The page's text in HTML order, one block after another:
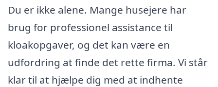
Du er ikke alene. Mange husejere har
brug for professionel assistance til
kloakopgaver, og det kan være en
udfordring at finde det rette firma. Vi står
klar til at hjælpe dig med at indhente